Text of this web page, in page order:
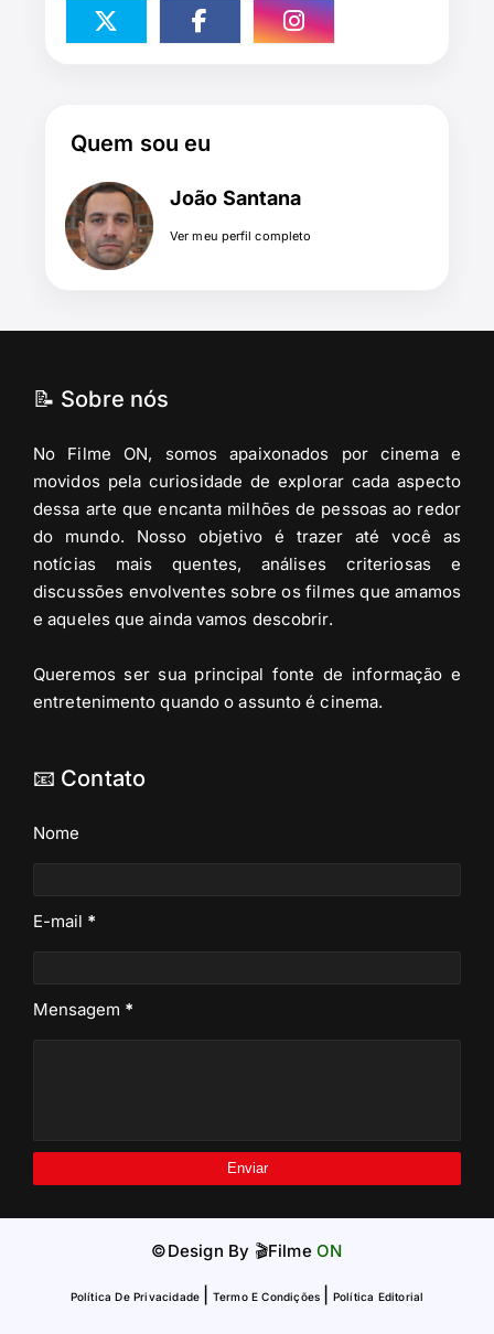
Quem sou eu
João Santana
Ver meu perfil completo
📝 Sobre nós
No Filme ON, somos apaixonados por cinema e
movidos pela curiosidade de explorar cada aspecto
dessa arte que encanta milhões de pessoas ao redor
do mundo. Nosso objetivo é trazer até você as
notícias mais quentes, análises criteriosas e
discussões envolventes sobre os filmes que amamos
e aqueles que ainda vamos descobrir.
Queremos ser sua principal fonte de informação e
entretenimento quando o assunto é cinema.
📧 Contato
Nome
E-mail *
Mensagem *
©Design By 🎬Filme ON
Política De Privacidade Termo E Condições Política Editorial